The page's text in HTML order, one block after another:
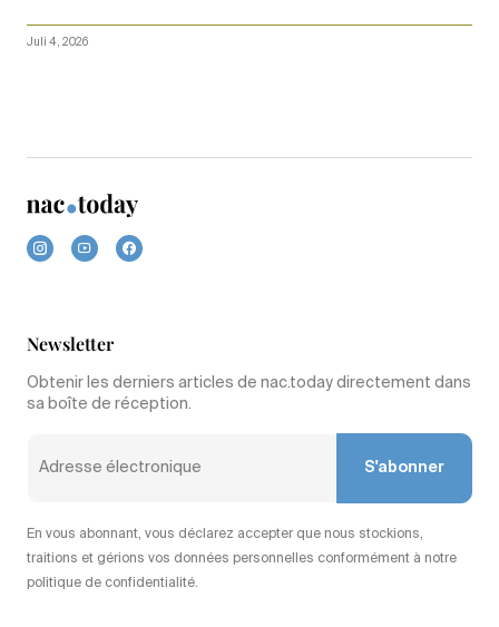
Juli 4, 2026
Newsletter
Obtenir les derniers articles de nac.today directement dans
sa boîte de réception.
S'abonner
En vous abonnant, vous déclarez accepter que nous stockions,
traitions et gérions vos données personnelles conformément à notre
politique de confidentialité.